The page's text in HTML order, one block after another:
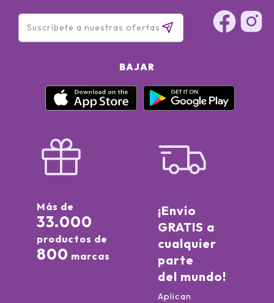
BAJAR
Más de
33.000
productos de
800 marcas
¡Envío
GRATIS a
cualquier
parte
del mundo!
Aplican